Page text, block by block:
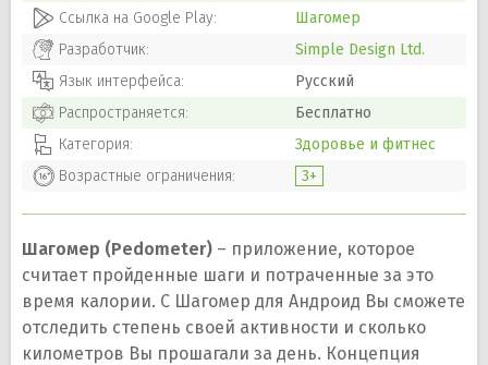
Ссылка на Google Play:
Шагомер
Разработчик:
Simple Design Ltd.
Язык интерфейса:
Русский
Распространяется:
Бесплатно
Категория:
Здоровье и фитнес
Возрастные ограничения:
3+
Шагомер (Pedometer) – приложение, которое
считает пройденные шаги и потраченные за это
время калории. С Шагомер для Андроид Вы сможете
отследить степень своей активности и сколько
километров Вы прошагали за день. Концепция